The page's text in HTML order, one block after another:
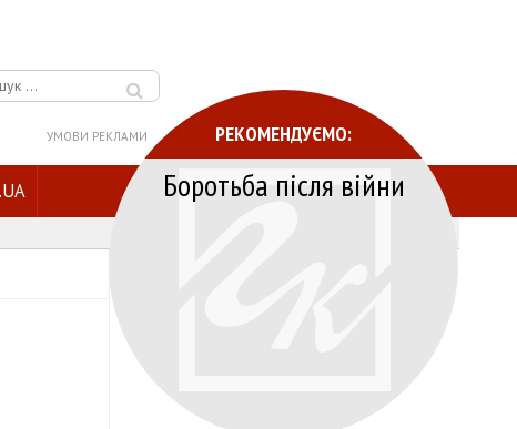
УМОВИ РЕКЛАМИ РЕКОМЕНДУЄМО:
Боротьба після війни